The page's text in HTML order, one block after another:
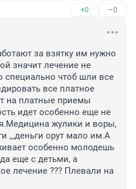
+0 –0
за взятку им нужно
значит лечение не
специально чтоб шли все
все платное
на платные приемы
идет особенно еще не
жулики и воры,
,,,деньги орут мало им.А
особенно молодешь
еще с детьми, а
лечение ??? Плевали на